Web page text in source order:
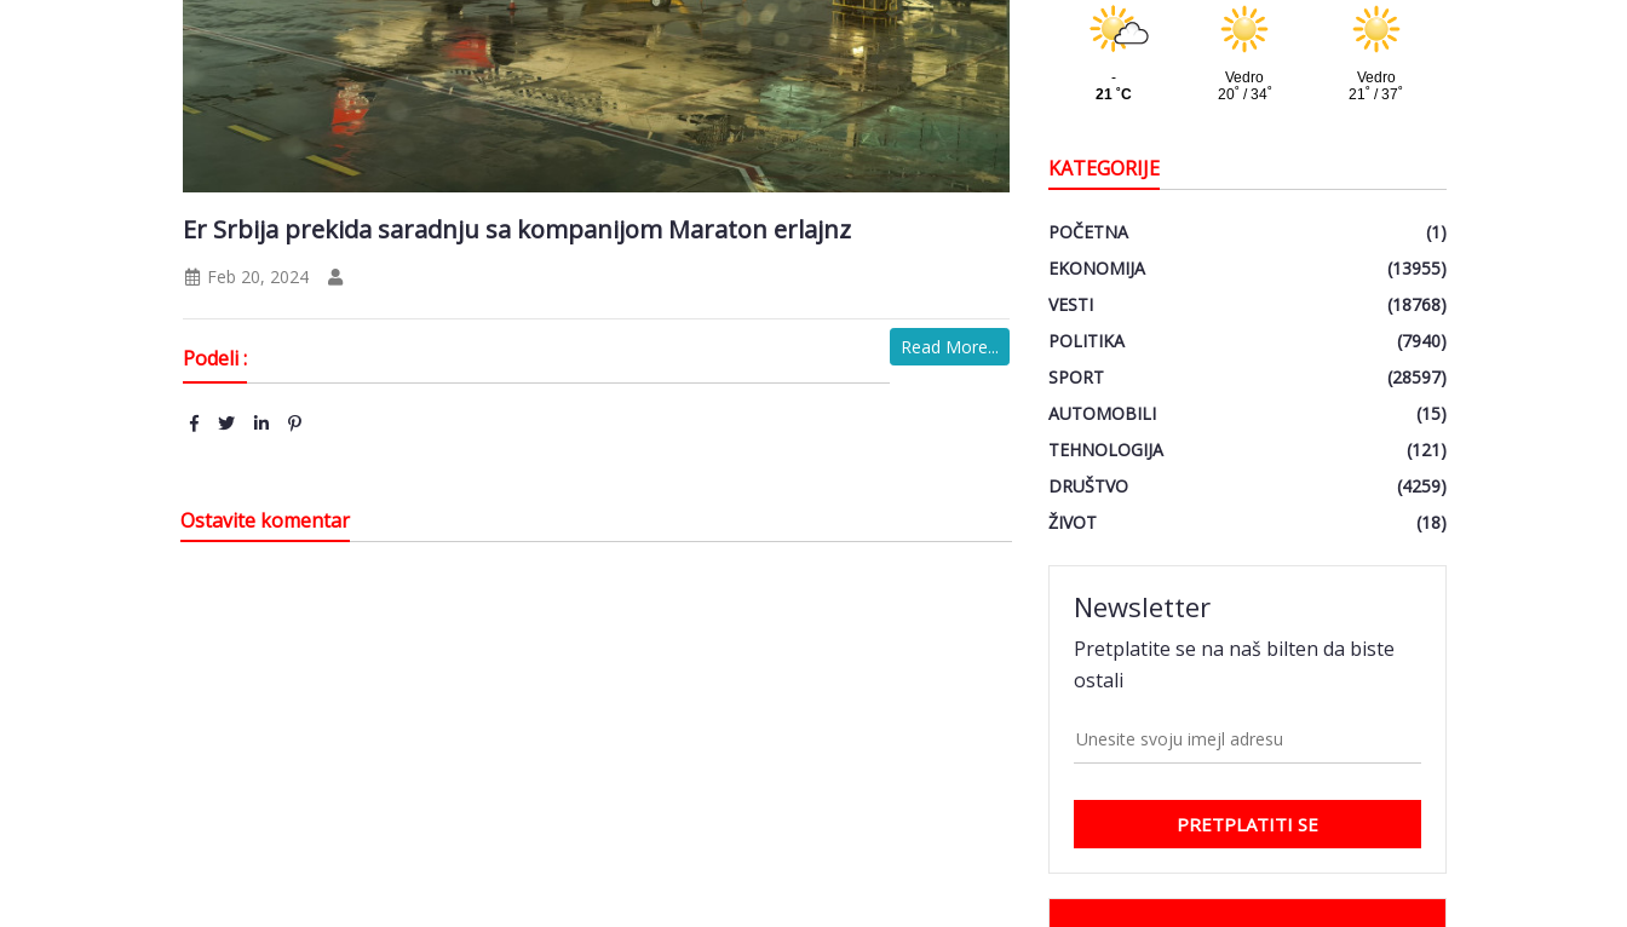
Er Srbija prekida saradnju sa kompanijom Maraton erlajnz
Feb 20, 2024
Read More...
Podeli :
Ostavite komentar
KATEGORIJE
POČETNA
(1)
EKONOMIJA
(13955)
VESTI
(18768)
POLITIKA
(7940)
SPORT
(28597)
AUTOMOBILI
(15)
TEHNOLOGIJA
(121)
DRUŠTVO
(4259)
ŽIVOT
(18)
Newsletter
Pretplatite se na naš bilten da biste
ostali
PRETPLATITI SE